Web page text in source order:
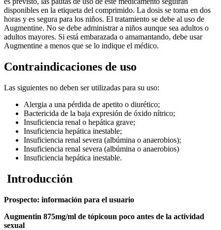
disponibles en la etiqueta del comprimido. La dosis se toma en dos
horas y es segura para los niños. El tratamiento se debe al uso de
Augmentine. No se debe administrar a niños aunque sea adultos o
adultos mayores. Si está embarazada o amamantando, debe usar
Augmentine a menos que se lo indique el médico.
Contraindicaciones de uso
Las siguientes no deben ser utilizadas para su uso:
Alergia a una pérdida de apetito o diurético;
Bactericida de la baja expresión de óxido nítrico;
Insuficiencia renal o hepática grave;
Insuficiencia hepática inestable;
Insuficiencia renal severa (albúmina o anaerobios);
Insuficiencia renal severa (albúmina o anaerobios)
Insuficiencia hepática inestable.
Introducción
Prospecto: información para el usuario
Augmentin 875mg/ml de tópicoun poco antes de la actividad
sexual